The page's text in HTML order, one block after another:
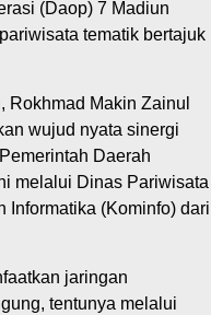
(Daop) 7 Madiun
tematik bertajuk
Rokhmad Makin Zainul
wujud nyata sinergi
Daerah
melalui Dinas Pariwisata
Informatika (Kominfo) dari
jaringan
tentunya melalui